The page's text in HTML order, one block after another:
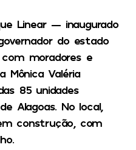
Linear — inaugurado
do estado
moradores e
Mônica Valéria
85 unidades
Alagoas. No local,
construção, com